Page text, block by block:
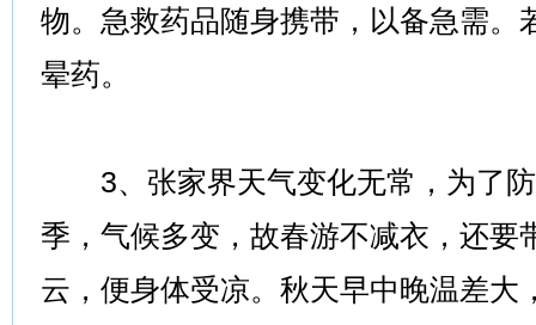
物。急救药品随身携带，以备急需。
晕药。
3、张家界天气变化无常，为了防
季，气候多变，故春游不减衣，还要
云，便身体受凉。秋天早中晚温差大